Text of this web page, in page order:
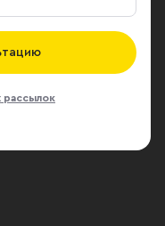
рассылок